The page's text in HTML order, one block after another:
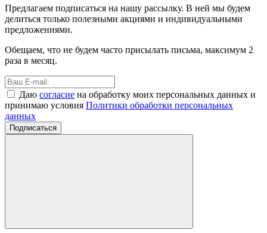
Предлагаем подписаться на нашу рассылку. В ней мы будем
делиться только полезными акциями и индивидуальными
предложениями.
Обещаем, что не будем часто присылать письма, максимум 2
раза в месяц.
Даю согласие на обработку моих персональных данных и
принимаю условия Политики обработки персональных
данных
Подписаться